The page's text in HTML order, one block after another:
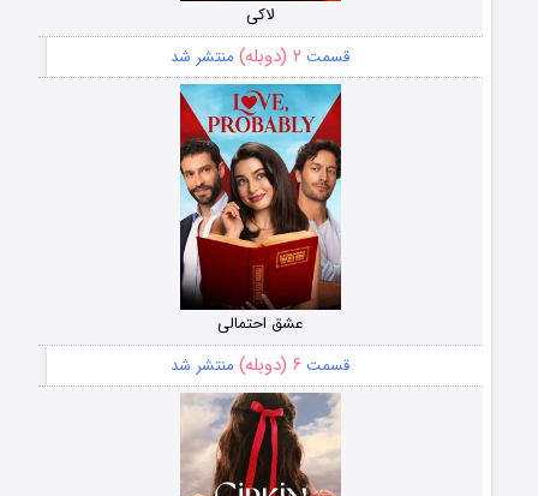
لاکی
قسمت ۲ (دوبله) منتشر شد
عشق احتمالی
قسمت ۶ (دوبله) منتشر شد